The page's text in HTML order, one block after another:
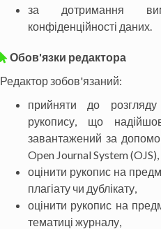
за дотримання
конфіденційності даних.
Обов'язки редактора
Редактор зобов'язаний:
прийняти до розгляду
рукопису, що
завантажений за
Open Journal System (OJS),
оцінити рукопис на
плагіату чи дублікату,
оцінити рукопис на
тематиці журналу,